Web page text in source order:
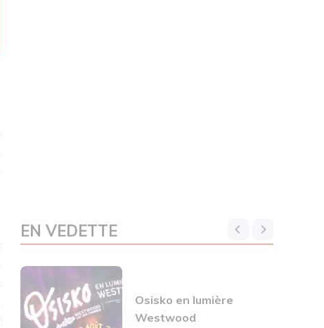
EN VEDETTE
Osisko en lumière
Westwood